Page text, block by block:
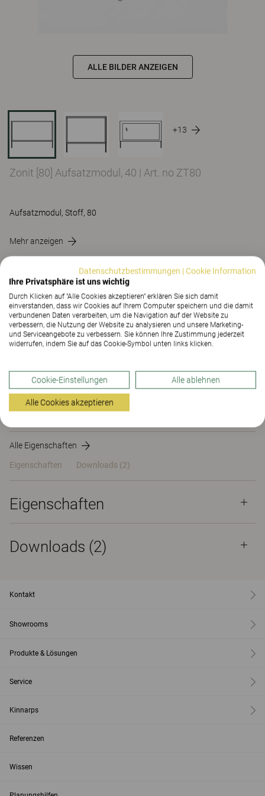
ALLE BILDER ANZEIGEN
+13
Zonit [80] Aufsatzmodul, 40 | Art. no ZT80
Aufsatzmodul, Stoff, 80
Mehr anzeigen
KONTAKT
Verkettbar Ja
Gesamttiefe (mm) 80
Alle Eigenschaften
Eigenschaften Downloads (2)
Eigenschaften
Downloads (2)
Kontakt
Showrooms
Produkte & Lösungen
Service
Kinnarps
Referenzen
Wissen
Datenschutzbestimmungen |Cookie Information
Ihre Privatsphäre ist uns wichtig
Durch Klicken auf "Alle Cookies akzeptieren" erklären Sie sich damit
einverstanden, dass wir Cookies auf Ihrem Computer speichern und die damit
verbundenen Daten verarbeiten, um die Navigation auf der Website zu
verbessern, die Nutzung der Website zu analysieren und unsere Marketing-
und Serviceangebote zu verbessern. Sie können Ihre Zustimmung jederzeit
widerrufen, indem Sie auf das Cookie-Symbol unten links klicken.
Cookie-Einstellungen Alle ablehnen
Alle Cookies akzeptieren